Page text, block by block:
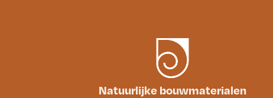
Natuurlijke bouwmaterialen